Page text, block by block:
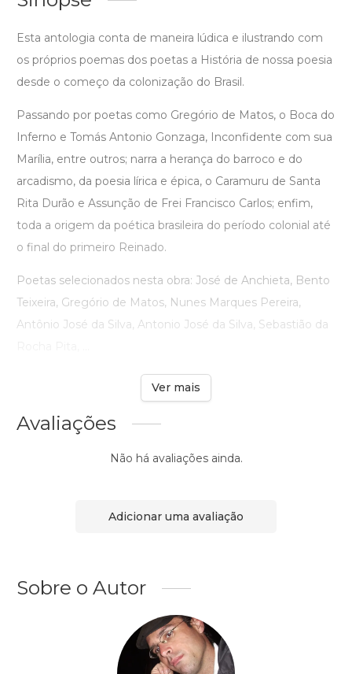
Esta antologia conta de maneira lúdica e ilustrando com
os próprios poemas dos poetas a História de nossa poesia
desde o começo da colonização do Brasil.
Passando por poetas como Gregório de Matos, o Boca do
Inferno e Tomás Antonio Gonzaga, Inconfidente com sua
Marília, entre outros; narra a herança do barroco e do
arcadismo, da poesia lírica e épica, o Caramuru de Santa
Rita Durão e Assunção de Frei Francisco Carlos; enfim,
toda a origem da poética brasileira do período colonial até
o final do primeiro Reinado.
Poetas selecionados nesta obra: José de Anchieta, Bento
Teixeira, Gregório de Matos, Nunes Marques Pereira,
Antônio José da Silva, Antonio José da Silva, Sebastião da
Ver mais
Avaliações
Não há avaliações ainda.
Adicionar uma avaliação
Sobre o Autor